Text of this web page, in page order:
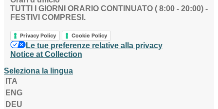
TUTTI I GIORNI ORARIO CONTINUATO ( 8:00 - 20:00) -
FESTIVI COMPRESI.
Privacy Policy Cookie Policy
Le tue preferenze relative alla privacy
Notice at Collection
Seleziona la lingua
ITA
ENG
DEU